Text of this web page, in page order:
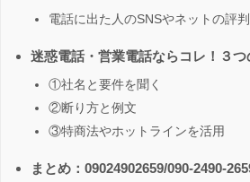
電話に出た人のSNSやネットの評判
迷惑電話・営業電話ならコレ！３つ
①社名と要件を聞く
②断り方と例文
③特商法やホットラインを活用
まとめ：09024902659/090-2490-